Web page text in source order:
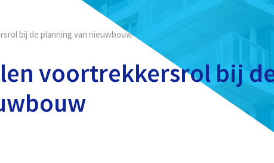
bij de planning van nieuwbouw
voortrekkersrol bij